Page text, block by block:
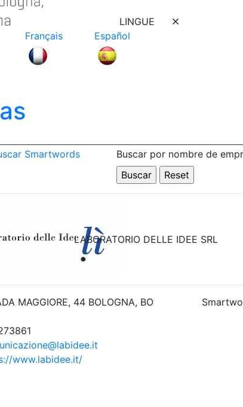
LINGUE
Français Español
Smartwords Buscar por nombre de
LABORATORIO DELLE IDEE SRL
MAGGIORE, 44 BOLOGNA, BO
www.labidee.it/